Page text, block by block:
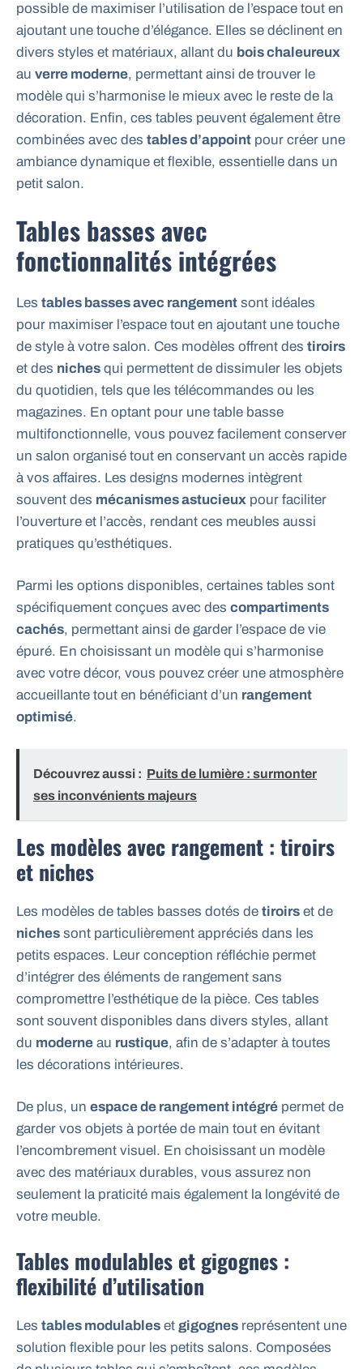
possible de maximiser l’utilisation de l’espace tout en
ajoutant une touche d’élégance. Elles se déclinent en
divers styles et matériaux, allant du bois chaleureux
au verre moderne, permettant ainsi de trouver le
modèle qui s’harmonise le mieux avec le reste de la
décoration. Enfin, ces tables peuvent également être
combinées avec des tables d’appoint pour créer une
ambiance dynamique et flexible, essentielle dans un
petit salon.
Tables basses avec
fonctionnalités intégrées
Les tables basses avec rangement sont idéales
pour maximiser l’espace tout en ajoutant une touche
de style à votre salon. Ces modèles offrent des tiroirs
et des niches qui permettent de dissimuler les objets
du quotidien, tels que les télécommandes ou les
magazines. En optant pour une table basse
multifonctionnelle, vous pouvez facilement conserver
un salon organisé tout en conservant un accès rapide
à vos affaires. Les designs modernes intègrent
souvent des mécanismes astucieux pour faciliter
l’ouverture et l’accès, rendant ces meubles aussi
pratiques qu’esthétiques.
Parmi les options disponibles, certaines tables sont
spécifiquement conçues avec des compartiments
cachés, permettant ainsi de garder l’espace de vie
épuré. En choisissant un modèle qui s’harmonise
avec votre décor, vous pouvez créer une atmosphère
accueillante tout en bénéficiant d’un rangement
optimisé.
Découvrez aussi : Puits de lumière : surmonter
ses inconvénients majeurs
Les modèles avec rangement : tiroirs
et niches
Les modèles de tables basses dotés de tiroirs et de
niches sont particulièrement appréciés dans les
petits espaces. Leur conception réfléchie permet
d’intégrer des éléments de rangement sans
compromettre l’esthétique de la pièce. Ces tables
sont souvent disponibles dans divers styles, allant
du moderne au rustique, afin de s’adapter à toutes
les décorations intérieures.
De plus, un espace de rangement intégré permet de
garder vos objets à portée de main tout en évitant
l’encombrement visuel. En choisissant un modèle
avec des matériaux durables, vous assurez non
seulement la praticité mais également la longévité de
votre meuble.
Tables modulables et gigognes :
flexibilité d’utilisation
Les tables modulables et gigognes représentent une
solution flexible pour les petits salons. Composées